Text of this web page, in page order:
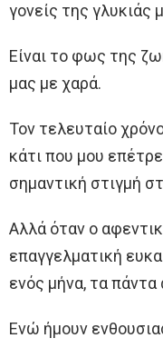
γονείς της γλυκιάς
Είναι το φως της
μας με χαρά.
Τον τελευταίο
κάτι που μου
σημαντική στιγμή
Αλλά όταν ο
επαγγελματική
ενός μήνα, τα πάντα
Ενώ ήμουν